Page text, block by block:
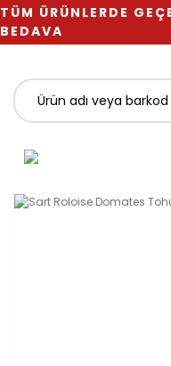
TÜM ÜRÜNLERDE
BEDAVA